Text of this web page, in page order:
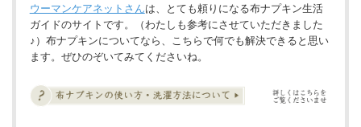
ウーマンケアネットさんは、とても頼りになる布ナプキン生活
ガイドのサイトです。（わたしも参考にさせていただきました
♪）布ナプキンについてなら、こちらで何でも解決できると思い
ます。ぜひのぞいてみてくださいね。